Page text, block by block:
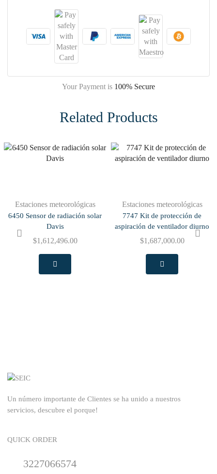
Your Payment is 100% Secure
Related Products
Estaciones meteorológicas
6450 Sensor de radiación solar
Davis
$1,612,496.00
Estaciones meteorológicas
7747 Kit de protección de
aspiración de ventilador diurno
$1,687,000.00
Un número importante de Clientes se ha unido a nuestros
servicios, descubre el porque!
QUICK ORDER
3227066574